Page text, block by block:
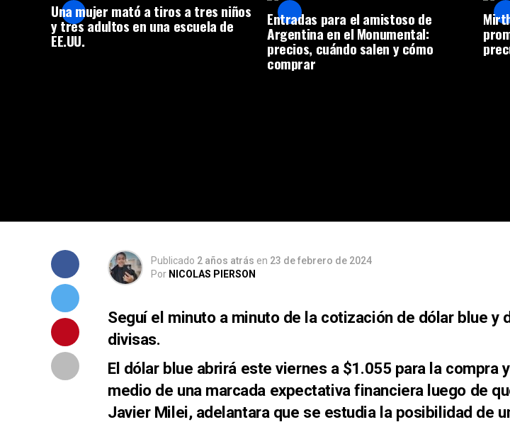
Una mujer mató a tiros a tres niños
y tres adultos en una escuela de
EE.UU.
Entradas para el amistoso de
Argentina en el Monumental:
precios, cuándo salen y cómo
comprar
Publicado 2 años atrás en 23 de febrero de 2024
Por NICOLAS PIERSON
Seguí el minuto a minuto de la cotización de dólar blue y
divisas.
El dólar blue abrirá este viernes a $1.055 para la compra
medio de una marcada expectativa financiera luego de
Javier Milei, adelantara que se estudia la posibilidad de